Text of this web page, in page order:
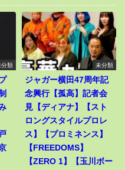
分類 未分類
ジャガー横田47周年記
念興行【孤高】記者会
見【ディアナ】【スト
ロングスタイルプロレ
ス】【プロミネンス】
【FREEDOMS】
【ZERO 1】【玉川ボー